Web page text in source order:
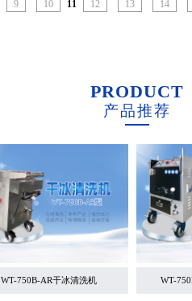
9 10 11 12 13 14
PRODUCT
产品推荐
WT-750B-AR干冰清洗机 WT-